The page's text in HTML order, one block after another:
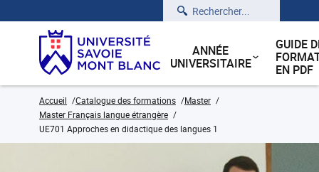
Rechercher
ANNÉE
UNIVERSITAIRE
GUIDE
EN PDF
Accueil Catalogue des formations
Master
Master Français langue étrangère
UE701 Approches en didactique des langues 1